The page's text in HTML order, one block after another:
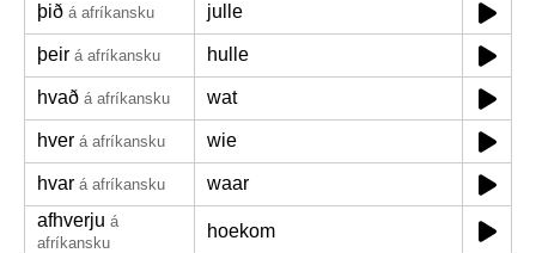
þið á afríkansku julle
þeir á afríkansku hulle
hvað á afríkansku wat
hver á afríkansku wie
hvar á afríkansku
waar
afhverju á
afríkansku
hoekom